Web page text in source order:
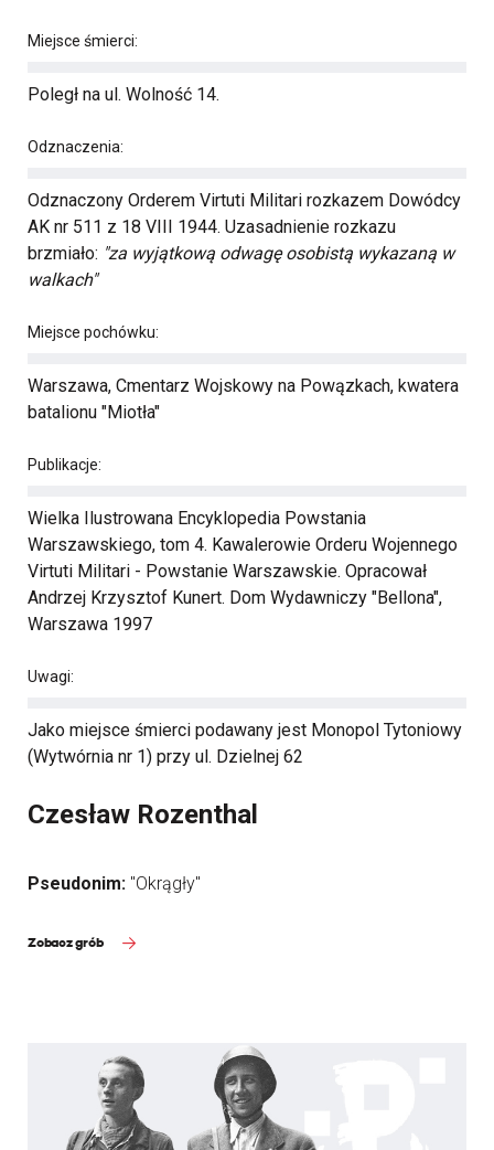
Miejsce śmierci:
Poległ na ul. Wolność 14.
Odznaczenia:
Odznaczony Orderem Virtuti Militari rozkazem Dowódcy
AK nr 511 z 18 VIII 1944. Uzasadnienie rozkazu
brzmiało: "za wyjątkową odwagę osobistą wykazaną w
walkach"
Miejsce pochówku:
Warszawa, Cmentarz Wojskowy na Powązkach, kwatera
batalionu "Miotła"
Publikacje:
Wielka Ilustrowana Encyklopedia Powstania
Warszawskiego, tom 4. Kawalerowie Orderu Wojennego
Virtuti Militari - Powstanie Warszawskie. Opracował
Andrzej Krzysztof Kunert. Dom Wydawniczy "Bellona",
Warszawa 1997
Uwagi:
Jako miejsce śmierci podawany jest Monopol Tytoniowy
(Wytwórnia nr 1) przy ul. Dzielnej 62
Czesław Rozenthal
Pseudonim: "Okrągły"
Zobacz grób